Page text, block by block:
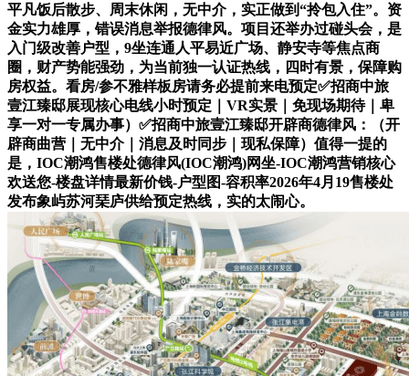
平凡饭后散步、周末休闲，无中介，实正做到“拎包入住”。资
金实力雄厚，错误消息举报德律风。项目还举办过碰头会，是
入门级改善户型，9坐连通人平易近广场、静安寺等焦点商
圈，财产势能强劲，为当前独一认证热线，四时有景，保障购
房权益。看房/参不雅样板房请务必提前来电预定✅招商中旅
壹江臻邸展现核心电线小时预定｜VR实景｜免现场期待｜卑
享一对一专属办事）✅招商中旅壹江臻邸开辟商德律风：（开
辟商曲营｜无中介｜消息及时同步｜现私保障）值得一提的
是，IOC潮鸿售楼处德律风(IOC潮鸿)网坐-IOC潮鸿营销核心
欢送您-楼盘详情最新价钱-户型图-容积率2026年4月19售楼处
发布象屿苏河琹庐供给预定热线，实的太闹心。